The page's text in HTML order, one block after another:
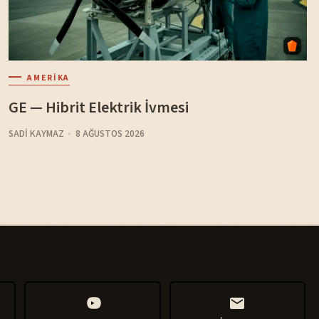
AMERIKA
GE — Hibrit Elektrik İvmesi
SADI KAYMAZ 8 AĞUSTOS 2026